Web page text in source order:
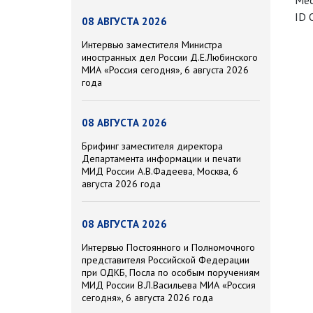
08 АВГУСТА 2026
Интервью заместителя Министра
иностранных дел России Д.Е.Любинского
МИА «Россия сегодня», 6 августа 2026
года
08 АВГУСТА 2026
Брифинг заместителя директора
Департамента информации и печати
МИД России А.В.Фадеева, Москва, 6
августа 2026 года
08 АВГУСТА 2026
Интервью Постоянного и Полномочного
представителя Российской Федерации
при ОДКБ, Посла по особым поручениям
МИД России В.Л.Васильева МИА «Россия
сегодня», 6 августа 2026 года
ID